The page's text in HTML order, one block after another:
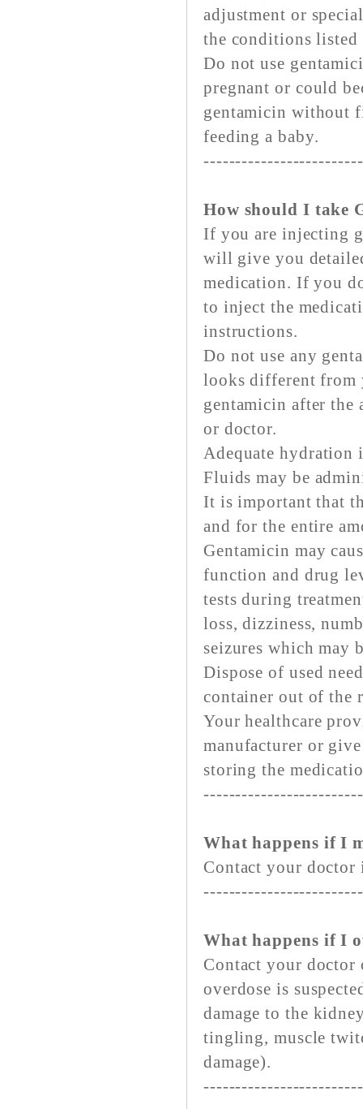
adjustment or
the conditions listed
Do not use
pregnant or could
gentamicin without
feeding a baby.
How should I take
If you are injecting
will give you
medication. If you
to inject the
instructions.
Do not use any
looks different from
gentamicin after the
or doctor.
Adequate hydration
Fluids may be
It is important that
and for the entire
Gentamicin may
function and drug
tests during
loss, dizziness,
seizures which may
Dispose of used
container out of the
Your healthcare
manufacturer or
storing the
What happens if I
Contact your doctor
What happens if I
Contact your doctor
overdose is
damage to the
tingling, muscle
damage).